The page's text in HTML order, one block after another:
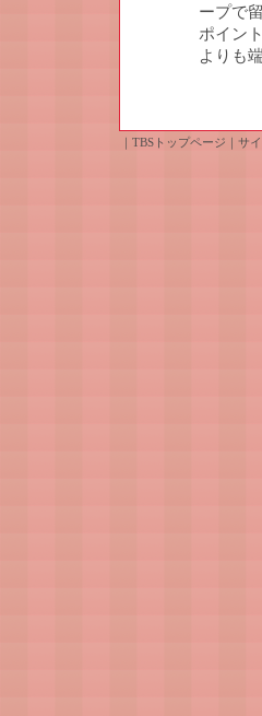
ープで
ポイン
よりも
｜ TBSトップページ ｜ サ